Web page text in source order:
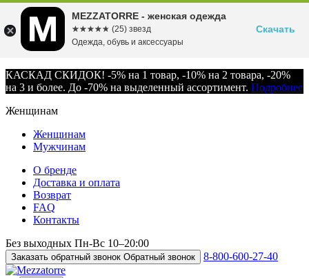
КАСКАД СКИДОК! -5% на 1 товар, -10% на 2 товара, -20%
на 3 и более. До -70% на выделенный ассортимент. Подробнее
Женщинам
Женщинам
Мужчинам
О бренде
Доставка и оплата
Возврат
FAQ
Контакты
Без выходных Пн-Вс 10–20:00
Заказать обратный звонок Обратный звонок 8-800-600-27-40
MEZZATORRE - женская одежда
☆☆☆☆☆
★★★★★ (25) звезд
Одежда, обувь и аксессуары
Скачать